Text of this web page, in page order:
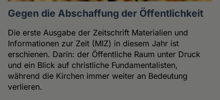
Gegen die Abschaffung der Öffentlichkeit
Die erste Ausgabe der Zeitschrift Materialien und
Informationen zur Zeit (MIZ) in diesem Jahr ist
erschienen. Darin: der Öffentliche Raum unter Druck
und ein Blick auf christliche Fundamentalisten,
während die Kirchen immer weiter an Bedeutung
verlieren.